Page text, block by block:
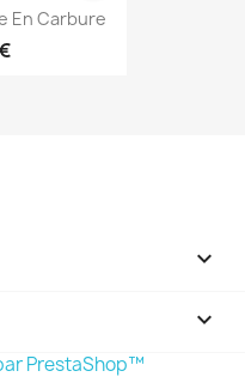
En Carbure


PrestaShop™